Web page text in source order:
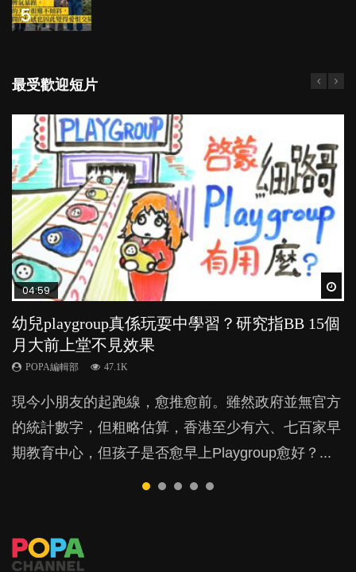
5
最受歡迎短片
04:59
幼兒playgroup真係玩耍中學習？研究指BB 15個
月大前上堂不見效果
POPA編輯部 47.1K
現今小朋友的起跑線，愈推愈前。雖然政府並無官方
的統計數字，但粗略估算，香港至少有六、七百家早
期教育中心，但孩子是否愈早上Playgroup愈好？...
03:39
幼稚園遊戲課 如何刺激幼兒自發學習取代獎勵
與懲罰？
POPA編輯部 33.1K
由美國學者所創的 tools of the mind 課程，學生以遊
戲方式學習，學術能力和自制能力亦明顯比其他小朋
友優勝，到底這課程有何特別之處？...
03:02
老公患產後憂鬱症對BB的影響
POPA編輯部 15.9K
鬱，影響日常生活，嚴重的甚至會有自殺，或傷害小
朋友的念頭。但為何爸爸患上產後抑鬱往往難以察
覺？...
04:06
全職好？在職好？｜全職媽媽與在職媽媽的壓
力與價值
POPA編輯部 25.8K
許多媽媽心底可能都有一刻掙扎過：究竟全職好，還
是在職好。雖說每個家庭都有自己的獨特狀況和考慮
因素，但原來全職和在職媽媽所養育的子女其實都各
03:41
BB口腔期乜都放入口，父母該制止還是放手？
POPA編輯部 25.5K
成吮手指的習慣，大個就很難戒，但原來一刀切阻止
他們放東西入口，隨時會影響孩子的身心發展？...